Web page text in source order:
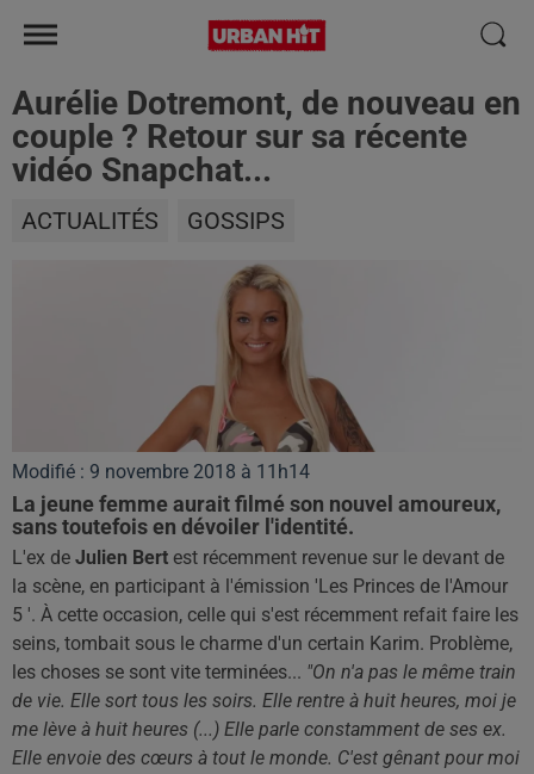
Aurélie Dotremont, de nouveau en
couple ? Retour sur sa récente
vidéo Snapchat...
ACTUALITÉS GOSSIPS
Modifié : 9 novembre 2018 à 11h14
La jeune femme aurait filmé son nouvel amoureux,
sans toutefois en dévoiler l'identité.
L'ex de Julien Bert est récemment revenue sur le devant de
la scène, en participant à l'émission 'Les Princes de l'Amour
5 '. À cette occasion, celle qui s'est récemment refait faire les
seins, tombait sous le charme d'un certain Karim. Problème,
les choses se sont vite terminées... "On n'a pas le même train
de vie. Elle sort tous les soirs. Elle rentre à huit heures, moi je
me lève à huit heures (...) Elle parle constamment de ses ex.
Elle envoie des cœurs à tout le monde. C'est gênant pour moi